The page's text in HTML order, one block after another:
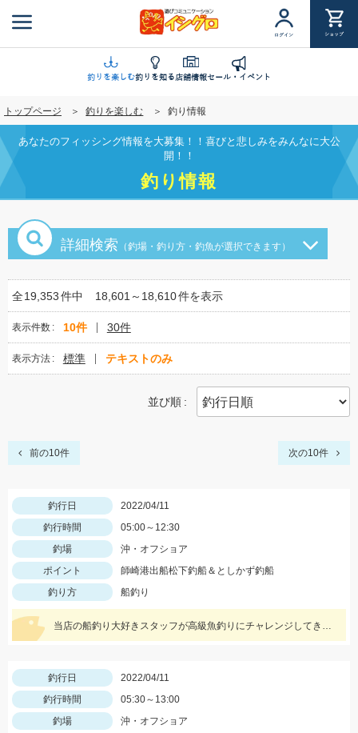
ン
に
移
動
ログイン ショップ
釣りを楽しむ釣りを知る店舗情報セール・イベント
トップページ 釣りを楽しむ 釣り情報
あなたのフィッシング情報を大募集！！喜びと悲しみをみんなに大公
開！！
釣り情報
詳細検索 （釣場・釣り方・釣魚が選択できます）
全19,353件中 18,601～18,610件を表示
表示件数 10件 30件
表示方法 標準 テキストのみ
並び順
前の10件 次の10件
釣行日
2022/04/11
釣行時間
05:00～12:30
釣場
沖・オフショア
ポイント
師崎港出船松下釣船＆としかず釣船
釣り方
船釣り
当店の船釣り大好きスタッフが高級魚釣りにチャレンジしてきましたっ！！
釣行日
2022/04/11
釣行時間
05:30～13:00
釣場
沖・オフショア